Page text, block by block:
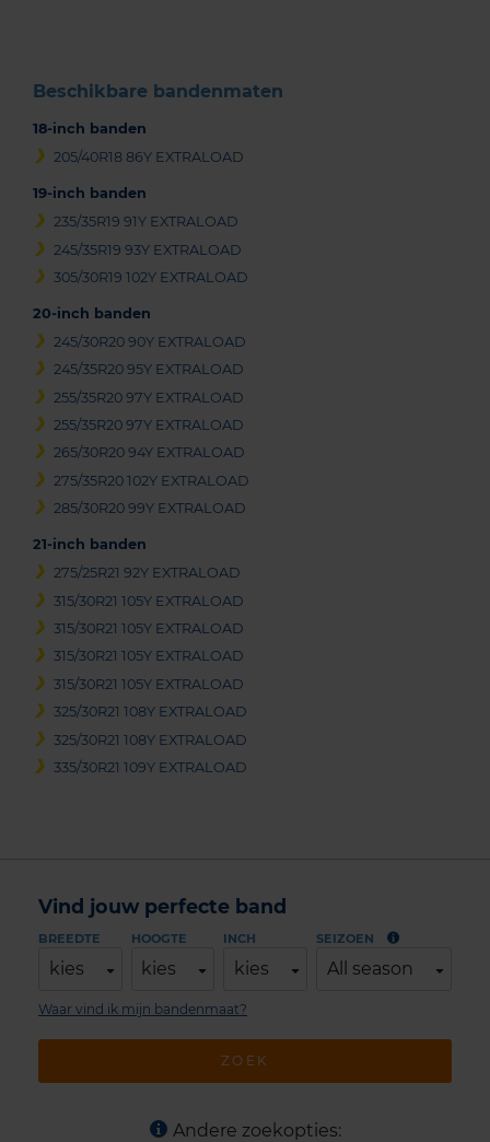
Beschikbare bandenmaten
18-inch banden
205/40R18 86Y EXTRALOAD
19-inch banden
235/35R19 91Y EXTRALOAD
245/35R19 93Y EXTRALOAD
305/30R19 102Y EXTRALOAD
20-inch banden
245/30R20 90Y EXTRALOAD
245/35R20 95Y EXTRALOAD
255/35R20 97Y EXTRALOAD
255/35R20 97Y EXTRALOAD
265/30R20 94Y EXTRALOAD
275/35R20 102Y EXTRALOAD
285/30R20 99Y EXTRALOAD
21-inch banden
275/25R21 92Y EXTRALOAD
315/30R21 105Y EXTRALOAD
315/30R21 105Y EXTRALOAD
315/30R21 105Y EXTRALOAD
315/30R21 105Y EXTRALOAD
325/30R21 108Y EXTRALOAD
325/30R21 108Y EXTRALOAD
335/30R21 109Y EXTRALOAD
Vind jouw perfecte band
BREEDTE
kies
HOOGTE
kies
INCH
kies
SEIZOEN
All season
ZOEK
Waar vind ik mijn bandenmaat?
Andere zoekopties: